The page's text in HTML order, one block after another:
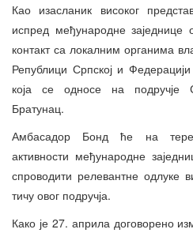
Као изасланик високог
испред међународне
контакт са локалним органима
Републици Српској и
која се односе на подручје
Братунац.
Амбасадор Бонд ће на
активности међународне
спроводити релевантне одлуке
тичу овог подручја.
Како је 27. априла договорено